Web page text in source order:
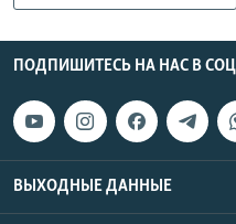
ПОДПИШИТЕСЬ НА НАС В
ВЫХОДНЫЕ ДАННЫЕ